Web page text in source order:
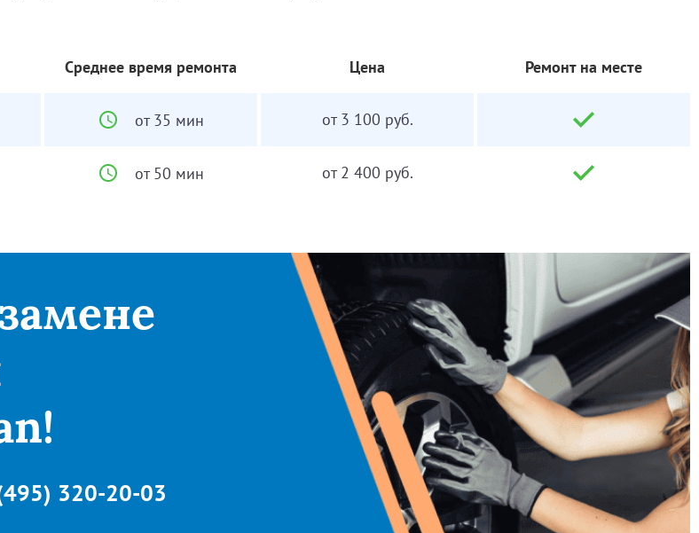
Среднее время ремонта Цена Ремонт на месте
от 35 мин от 3 100 руб.
от 50 мин от 2 400 руб.
320-20-03